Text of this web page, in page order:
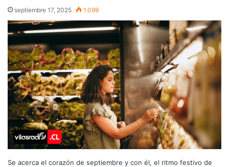
septiembre 17, 2025 1.099
Se acerca el corazón de septiembre y con él, el ritmo festivo de